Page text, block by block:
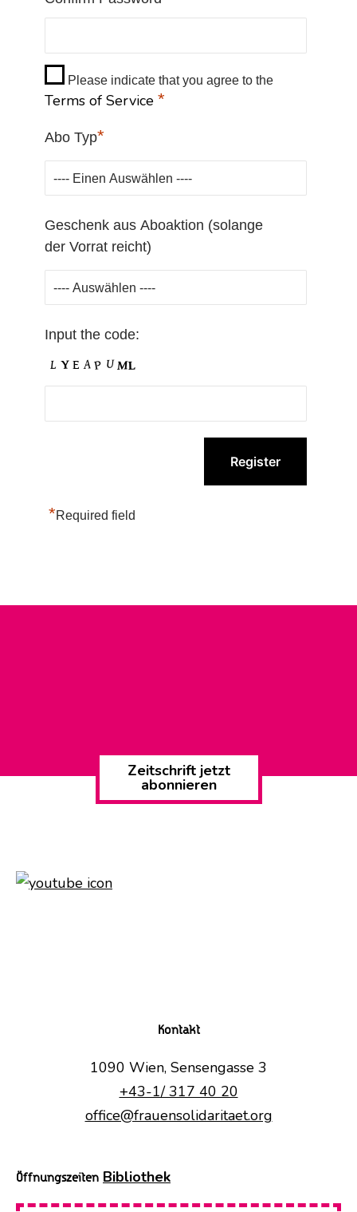
Please indicate that you agree to the
Terms of Service *
Abo Typ*
Geschenk aus Aboaktion (solange
der Vorrat reicht)
Input the code:
*Required field
Zeitschrift jetzt
abonnieren
Kontakt
1090 Wien, Sensengasse 3
+43-1/ 317 40 20
office@frauensolidaritaet.org
Öffnungszeiten Bibliothek